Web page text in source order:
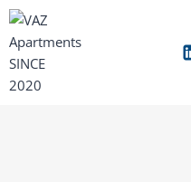
Zum
springen